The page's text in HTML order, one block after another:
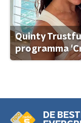
Quinty
programma
DE